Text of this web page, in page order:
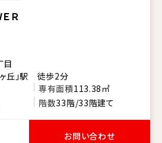
Ｒ
目
丘」駅 徒歩2分
専有面積113.38㎡
階数33階/33階建て
お問い合わせ